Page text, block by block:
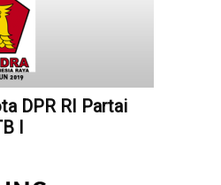
DPR RI Partai
I